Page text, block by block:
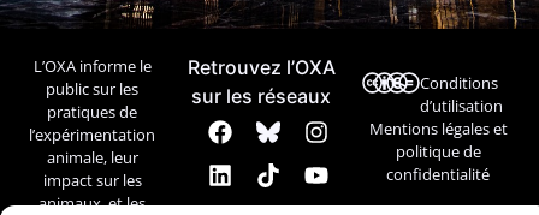
L’OXA informe le
public sur les
pratiques de
l’expérimentation
animale, leur
impact sur les
animaux, et les
Retrouvez l’OXA
sur les réseaux
Conditions
d’utilisation
Mentions légales et
politique de
confidentialité